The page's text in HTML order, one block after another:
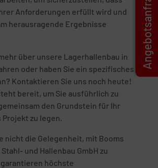
Anforderungen erfüllt wird und
herausragende Ergebnisse
über unsere Lagerhallenbau in
oder haben Sie ein spezifisches
Kontaktieren Sie uns noch heute!
bereit, um Sie ausführlich zu
den Grundstein für Ihr
zu legen.
nicht die Gelegenheit, mit Booms
und Hallenbau GmbH zu
höchste
Angebotsanfrage